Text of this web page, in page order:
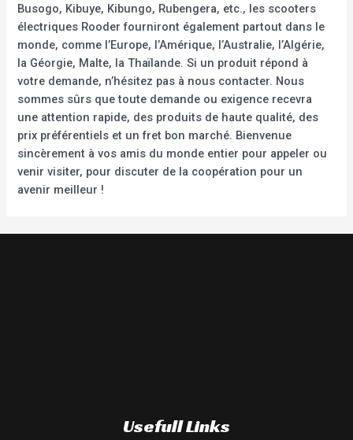
Busogo, Kibuye, Kibungo, Rubengera, etc., les scooters
électriques Rooder fourniront également partout dans le
monde, comme l’Europe, l’Amérique, l’Australie, l’Algérie,
la Géorgie, Malte, la Thaïlande. Si un produit répond à
votre demande, n’hésitez pas à nous contacter. Nous
sommes sûrs que toute demande ou exigence recevra
une attention rapide, des produits de haute qualité, des
prix préférentiels et un fret bon marché. Bienvenue
sincèrement à vos amis du monde entier pour appeler ou
venir visiter, pour discuter de la coopération pour un
avenir meilleur !
Usefull Links